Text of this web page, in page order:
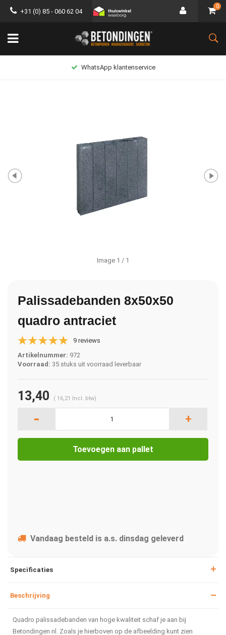
+31 (0) 85 - 060 62 04
0
WhatsApp klantenservice
Image 1 / 1
Palissadebanden 8x50x50
quadro antraciet
9 reviews
Artikelnummer: 972
Voorraad: 35 stuks uit voorraad leverbaar
13,40 ( 16,21 Incl. btw)
- +
Toevoegen aan pallet
Vandaag besteld is a.s. dinsdag geleverd
Specificaties
Beschrijving
Quadro palissadebanden van hoge kwaliteit schaf je aan bij
Betondingen.nl. Zoals je hierboven op de afbeelding kunt zien